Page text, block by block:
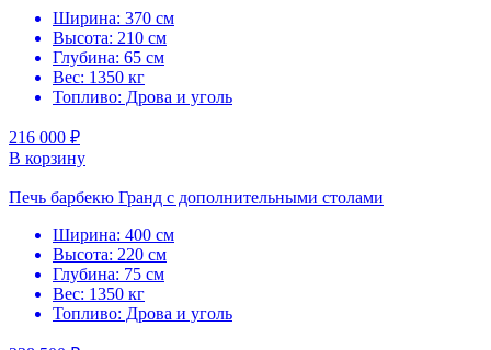
Ширина: 370 см
Высота: 210 см
Глубина: 65 см
Вес: 1350 кг
Топливо: Дрова и уголь
216 000 ₽
В корзину
Печь барбекю Гранд с дополнительными столами
Ширина: 400 см
Высота: 220 см
Глубина: 75 см
Вес: 1350 кг
Топливо: Дрова и уголь